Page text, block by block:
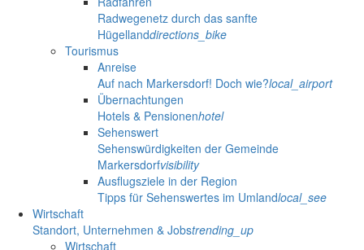
Radwegenetz durch das sanfte
Hügellanddirections_bike
Tourismus
Anreise
Auf nach Markersdorf! Doch wie?local_airport
Übernachtungen
Hotels & Pensionenhotel
Sehenswert
Sehenswürdigkeiten der Gemeinde
Markersdorfvisibility
Ausflugsziele in der Region
Tipps für Sehenswertes im Umlandlocal_see
Wirtschaft
Standort, Unternehmen & Jobstrending_up
Wirtschaft